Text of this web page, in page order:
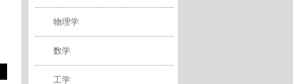
物理学
数学
工学